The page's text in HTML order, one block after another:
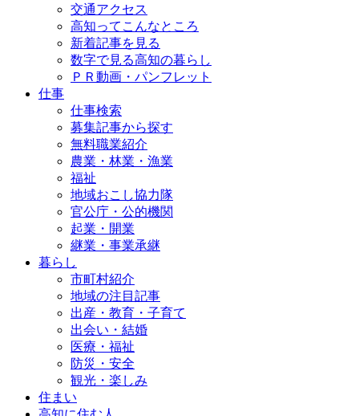
交通アクセス
高知ってこんなところ
新着記事を見る
数字で見る高知の暮らし
ＰＲ動画・パンフレット
仕事
仕事検索
募集記事から探す
無料職業紹介
農業・林業・漁業
福祉
地域おこし協力隊
官公庁・公的機関
起業・開業
継業・事業承継
暮らし
市町村紹介
地域の注目記事
出産・教育・子育て
出会い・結婚
医療・福祉
防災・安全
観光・楽しみ
住まい